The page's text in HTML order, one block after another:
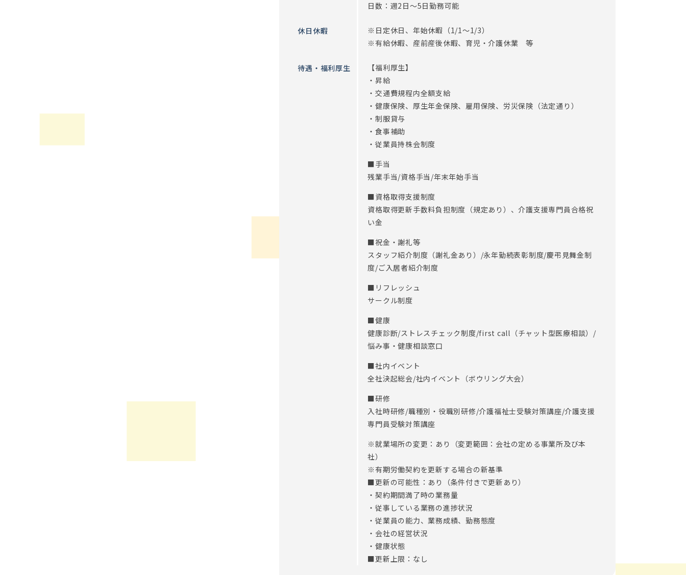
日数：週2日～5日勤務可能
休日休暇
※日定休日、年始休暇（1/1～1/3）
※有給休暇、産前産後休暇、育児・介護休業 等
待遇・福利厚生
【福利厚生】
・昇給
・交通費規程内全額支給
・健康保険、厚生年金保険、雇用保険、労災保険（法定通り）
・制服貸与
・食事補助
・従業員持株会制度
■手当
残業手当/資格手当/年末年始手当
■資格取得支援制度
資格取得更新手数料負担制度（規定あり）、介護支援専門員合格祝
い金
■祝金・謝礼等
スタッフ紹介制度（謝礼金あり）/永年勤続表彰制度/慶弔見舞金制
度/ご入居者紹介制度
■リフレッシュ
サークル制度
■健康
健康診断/ストレスチェック制度/first call（チャット型医療相談）/
悩み事・健康相談窓口
■社内イベント
全社決起総会/社内イベント（ボウリング大会）
■研修
入社時研修/職種別・役職別研修/介護福祉士受験対策講座/介護支援
専門員受験対策講座
※就業場所の変更：あり（変更範囲：会社の定める事業所及び本
社）
※有期労働契約を更新する場合の新基準
■更新の可能性：あり（条件付きで更新あり）
・契約期間満了時の業務量
・従事している業務の進捗状況
・従業員の能力、業務成績、勤務態度
・会社の経営状況
・健康状態
■更新上限：なし